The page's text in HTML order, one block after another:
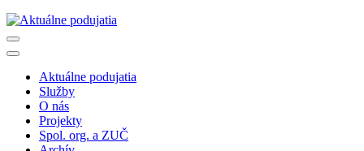
Aktuálne podujatia
Služby
O nás
Projekty
Spol. org. a ZUČ